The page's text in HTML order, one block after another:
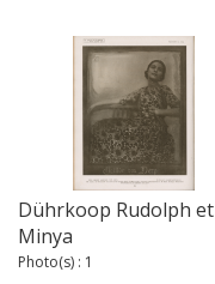
Dührkoop Rudolph et
Minya
Photo(s) : 1